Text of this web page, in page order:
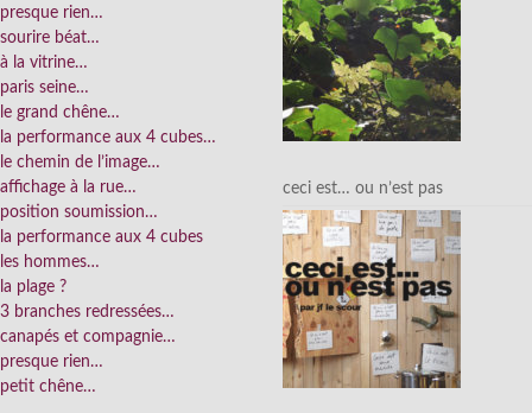
presque rien…
sourire béat…
à la vitrine…
paris seine…
le grand chêne…
la performance aux 4 cubes…
le chemin de l’image…
affichage à la rue…
position soumission…
la performance aux 4 cubes
les hommes…
la plage ?
3 branches redressées…
canapés et compagnie…
presque rien…
petit chêne…
ceci est… ou n’est pas